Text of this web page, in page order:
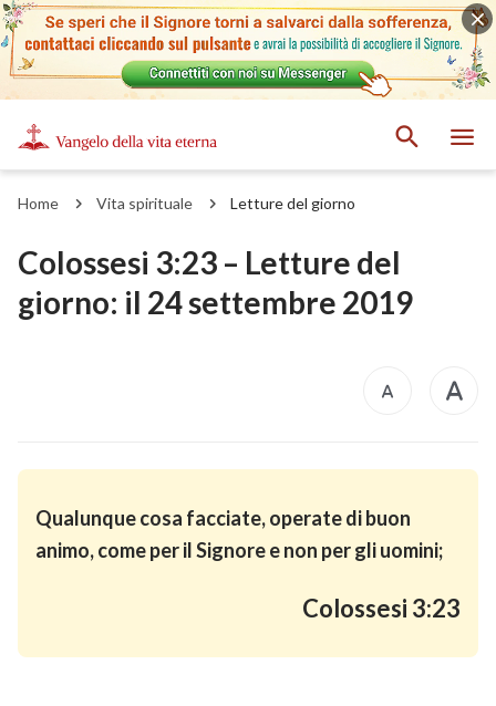
Home Vita spirituale Letture del giorno
Colossesi 3:23 – Letture del
giorno: il 24 settembre 2019
Qualunque cosa facciate, operate di buon
animo, come per il Signore e non per gli uomini;
Colossesi 3:23